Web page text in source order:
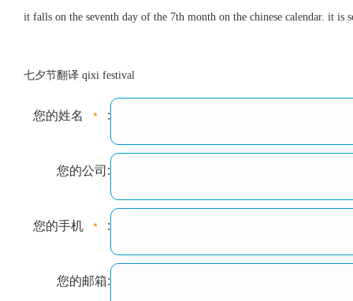
it falls on the seventh day of the 7th month on the chinese calendar. it is
七夕节翻译 qixi festival
您的姓名 :
您的公司:
您的手机 :
您的邮箱: